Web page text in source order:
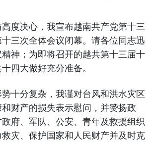
度决心，我宣布越南共产党第十三
三次全体会议闭幕。请各位同志迅
神；为即将召开的越共第十三届十
四大做好充分准备。
十分复杂，我谨对台风和洪水灾区
财产的损失表示慰问，并赞扬政
府、军队、公安、青年及救援组织
灾、保护国家和人民财产并及时克